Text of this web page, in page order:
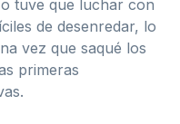
tuve que luchar con
de desenredar, lo
vez que saqué los
primeras